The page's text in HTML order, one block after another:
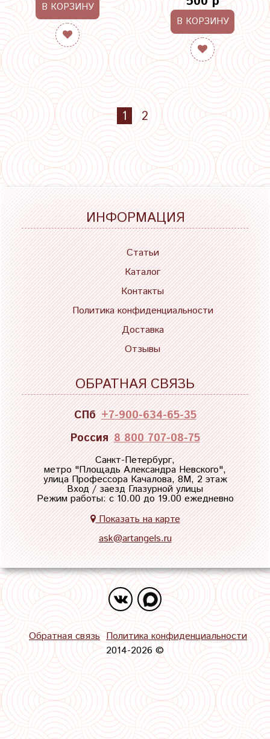
В КОРЗИНУ
В КОРЗИНУ
1 2
ИНФОРМАЦИЯ
Статьи
Каталог
Контакты
Политика конфиденциальности
Доставка
Отзывы
ОБРАТНАЯ СВЯЗЬ
СПб +7-900-634-65-35
Россия 8 800 707-08-75
Санкт-Петербург,
метро "Площадь Александра Невского",
улица Профессора Качалова, 8М, 2 этаж
Вход / заезд Глазурной улицы
Режим работы: с 10.00 до 19.00 ежедневно
Показать на карте
ask@artangels.ru
Обратная связь Политика конфиденциальности
2014-2026 ©